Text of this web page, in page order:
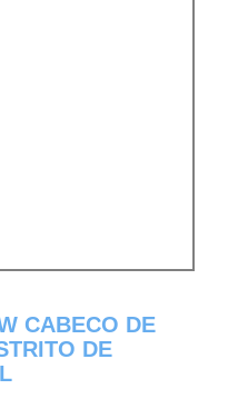
CABECO DE
DE